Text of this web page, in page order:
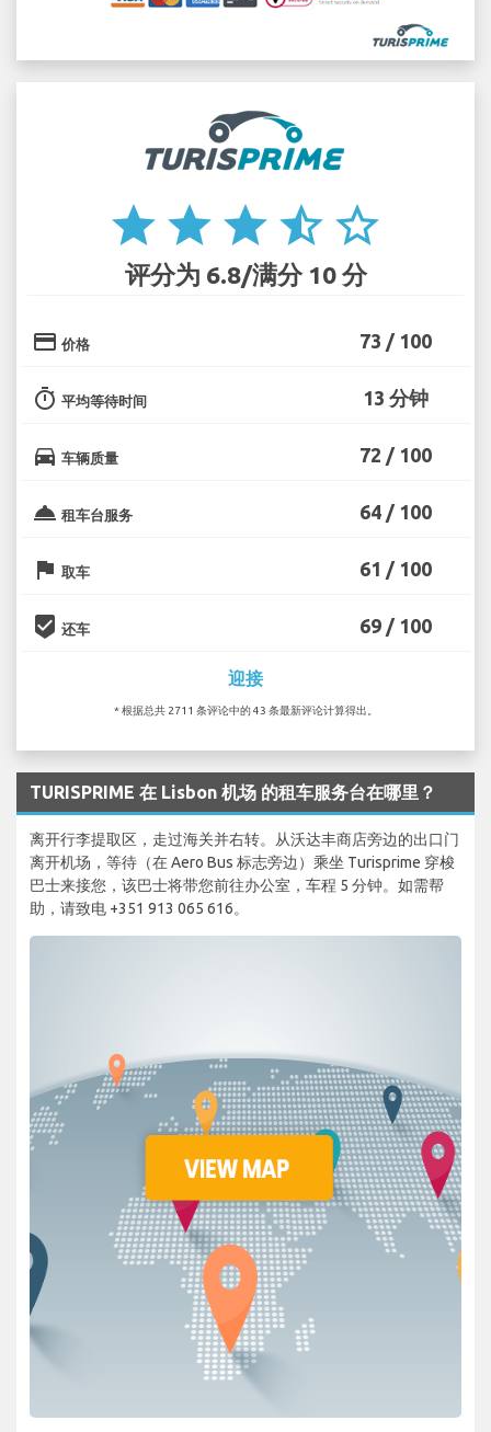
star star star star_half star_border
评分为 6.8/满分 10 分
credit_card 价格 73 / 100
timer 平均等待时间 13 分钟
directions_car 车辆质量 72 / 100
room_service 租车台服务 64 / 100
flag 取车 61 / 100
beenhere 还车 69 / 100
迎接
* 根据总共 2711 条评论中的 43 条最新评论计算得出。
TURISPRIME 在 Lisbon 机场 的租车服务台在哪里？
离开行李提取区，走过海关并右转。从沃达丰商店旁边的出口门
离开机场，等待（在 Aero Bus 标志旁边）乘坐 Turisprime 穿梭
巴士来接您，该巴士将带您前往办公室，车程 5 分钟。如需帮
助，请致电 +351 913 065 616。